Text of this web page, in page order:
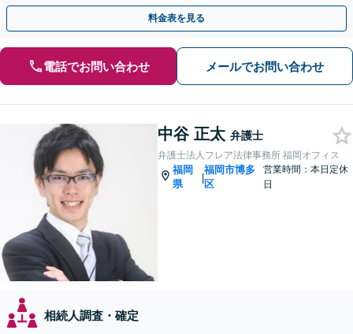
てお聞かせください【夜間・休日相談可】
料金表を見る
電話でお問い合わせ メールでお問い合わせ
中谷 正太 弁護士
弁護士法人フレア法律事務所 福岡オフィス
福岡
県
|
福岡市博多
区
営業時間：本日定休
日
相続人調査・確定